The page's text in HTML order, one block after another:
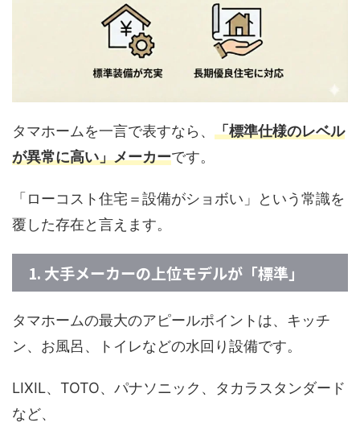
タマホームを一言で表すなら、 「標準仕様のレベル
が異常に高い」メーカーです。
「ローコスト住宅＝設備がショボい」という常識を
覆した存在と言えます。
1. 大手メーカーの上位モデルが「標準」
タマホームの最大のアピールポイントは、キッチ
ン、お風呂、トイレなどの水回り設備です。
LIXIL、TOTO、パナソニック、タカラスタンダード
など、